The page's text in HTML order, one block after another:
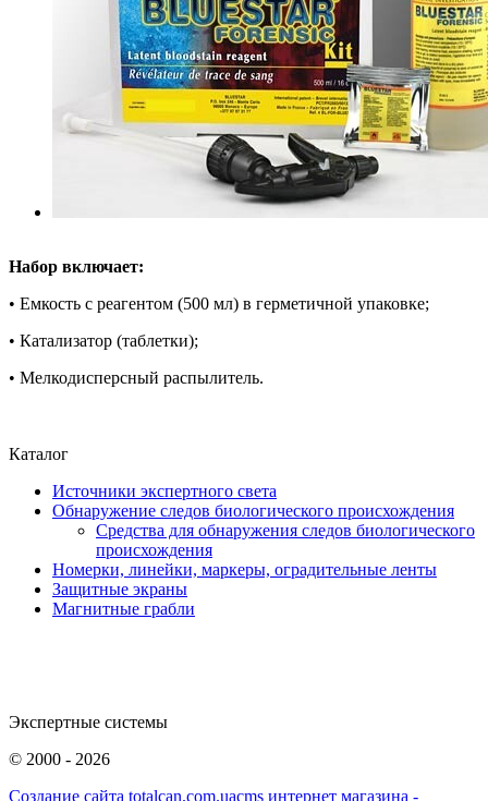
Набор включает:
• Емкость с реагентом (500 мл) в герметичной упаковке;
• Катализатор (таблетки);
• Мелкодисперсный распылитель.
Каталог
Источники экспертного света
Обнаружение следов биологического происхождения
Средства для обнаружения следов биологического
происхождения
Номерки, линейки, маркеры, оградительные ленты
Защитные экраны
Магнитные грабли
Экспертные системы
© 2000 - 2026
Создание сайта totalcan.com.uacms интернет магазина -